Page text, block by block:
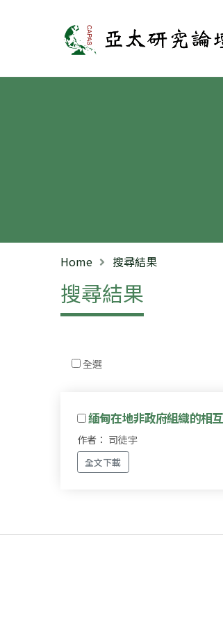
亞太研究論壇
Home 搜尋結果
搜尋結果
全選
緬甸在地非政府組織的相
作者： 司徒宇
全文下載